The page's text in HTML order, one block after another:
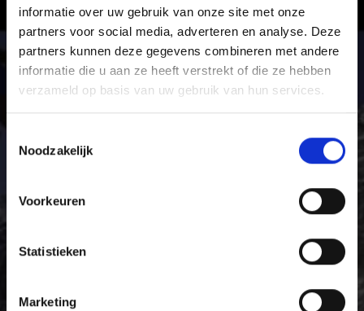
informatie over uw gebruik van onze site met onze
partners voor social media, adverteren en analyse. Deze
partners kunnen deze gegevens combineren met andere
informatie die u aan ze heeft verstrekt of die ze hebben
verzameld op basis van uw gebruik van hun services.
Noodzakelijk
Voorkeuren
Statistieken
Marketing
Van eenvoudige panoramawandelingen tot
hoogalpine bergtochten: het uitgebreide net aan
wandelpaden in het Vinschgau is net zo afwisselend
als de vakantieregio zelf.